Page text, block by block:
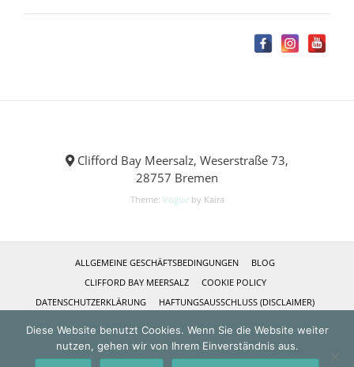
Clifford Bay Meersalz, Weserstraße 73,
28757 Bremen
Theme: Vogue by Kaira
ALLGEMEINE GESCHÄFTSBEDINGUNGEN
BLOG
CLIFFORD BAY MEERSALZ
COOKIE POLICY
DATENSCHUTZERKLÄRUNG
HAFTUNGSAUSSCHLUSS (DISCLAIMER)
NEUSTE REZEPTE
REFERENZEN SHOP
ÜBER MICH
VERSANDKOSTEN
VERTRAG WIDERRUFEN WARENKORB
Diese Website benutzt Cookies. Wenn Sie die Website weiter
nutzen, gehen wir von Ihrem Einverständnis aus.